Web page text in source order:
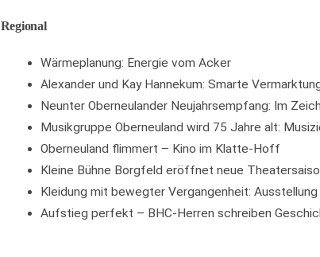
Regional
Wärmeplanung: Energie vom Acker
Alexander und Kay Hannekum: Smarte
Neunter Oberneulander Neujahrsempfang: Im
Musikgruppe Oberneuland wird 75 Jahre alt:
Oberneuland flimmert – Kino im Klatte-Hoff
Kleine Bühne Borgfeld eröffnet neue
Kleidung mit bewegter Vergangenheit:
Aufstieg perfekt – BHC-Herren schreiben